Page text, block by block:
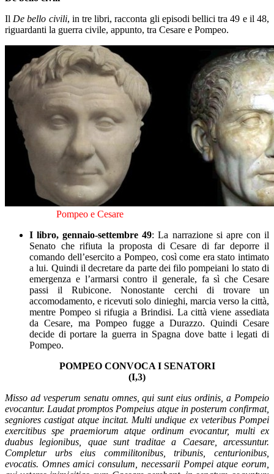
Il De bello civili, in tre libri, racconta gli episodi bellici tra 49 e il 48,
riguardanti la guerra civile, appunto, tra Cesare e Pompeo.
Pompeo e Cesare
I libro, gennaio-settembre 49: La narrazione si apre con il
Senato che rifiuta la proposta di Cesare di far deporre il
comando dell’esercito a Pompeo, così come era stato intimato
a lui. Quindi il decretare da parte dei filo pompeiani lo stato di
emergenza e l’armarsi contro il generale, fa sì che Cesare
passi il Rubicone. Nonostante cerchi di trovare un
accomodamento, e ricevuti solo dinieghi, marcia verso la città,
mentre Pompeo si rifugia a Brindisi. La città viene assediata
da Cesare, ma Pompeo fugge a Durazzo. Quindi Cesare
decide di portare la guerra in Spagna dove batte i legati di
Pompeo.
POMPEO CONVOCA I SENATORI
(I,3)
Misso ad vesperum senatu omnes, qui sunt eius ordinis, a Pompeio
evocantur. Laudat promptos Pompeius atque in posterum confirmat,
segniores castigat atque incitat. Multi undique ex veteribus Pompei
exercitibus spe praemiorum atque ordinum evocantur, multi ex
duabus legionibus, quae sunt traditae a Caesare, arcessuntur.
Completur urbs eius commilitonibus, tribunis, centurionibus,
evocatis. Omnes amici consulum, necessarii Pompei atque eorum,